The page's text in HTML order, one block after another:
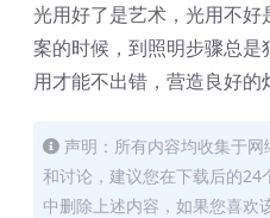
光用好了是艺术，光用不
案的时候，到照明步骤总
用才能不出错，营造良好的
声明：所有内容均收集于
和讨论，建议您在下载后的
中删除上述内容，如果您喜欢